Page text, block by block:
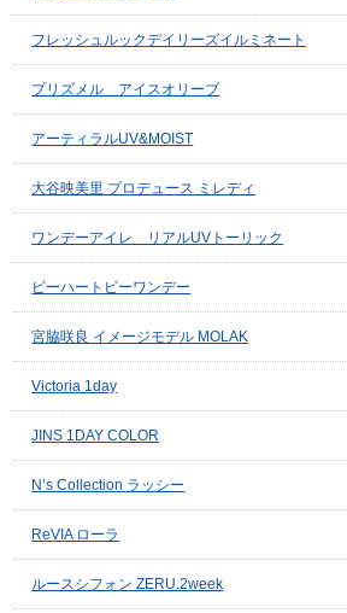
フレッシュルックデイリーズイルミネート
プリズメル アイスオリーブ
アーティラルUV&MOIST
大谷映美里 プロデュース ミレディ
ワンデーアイレ リアルUVトーリック
ビーハートビーワンデー
宮脇咲良 イメージモデル MOLAK
Victoria 1day
JINS 1DAY COLOR
N’s Collection ラッシー
ReVIA ローラ
ルースシフォン ZERU.2week